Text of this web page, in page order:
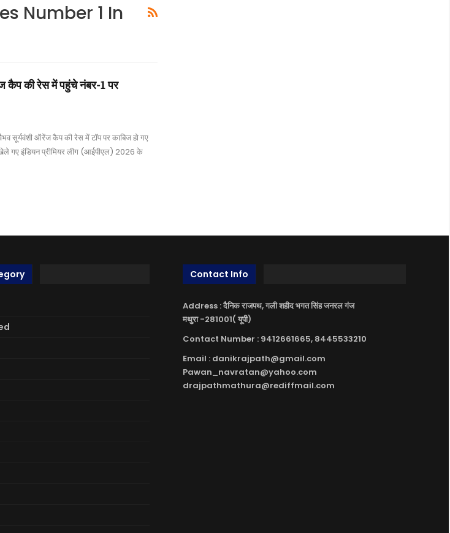
Number 1 In
कैप की रेस में पहुंचे नंबर-1 पर
सूर्यवंशी ऑरेंज कैप की रेस में टॉप पर काबिज हो गए
गए इंडियन प्रीमियर लीग (आईपीएल) 2026 के
Contact Info
Address : दैनिक राजपथ, गली शहीद भगत सिंह जनरल गंज
मथुरा -281001( यूपी)
Contact Number : 9412661665, 8445533210
Email : danikrajpath@gmail.com
Pawan_navratan@yahoo.com
drajpathmathura@rediffmail.com